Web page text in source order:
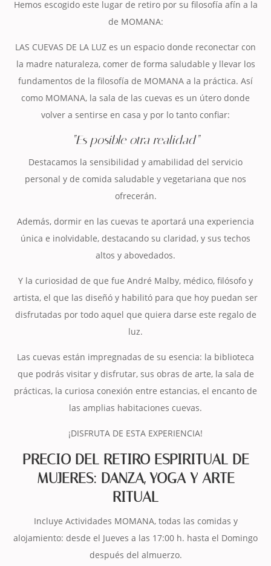
Hemos escogido este lugar de retiro por su filosofía afín a la
de MOMANA:
LAS CUEVAS DE LA LUZ es un espacio donde reconectar con
la madre naturaleza, comer de forma saludable y llevar los
fundamentos de la filosofía de MOMANA a la práctica. Así
como MOMANA, la sala de las cuevas es un útero donde
volver a sentirse en casa y por lo tanto confiar:
“Es posible otra realidad”
Destacamos la sensibilidad y amabilidad del servicio
personal y de comida saludable y vegetariana que nos
ofrecerán.
Además, dormir en las cuevas te aportará una experiencia
única e inolvidable, destacando su claridad, y sus techos
altos y abovedados.
Y la curiosidad de que fue André Malby, médico, filósofo y
artista, el que las diseñó y habilitó para que hoy puedan ser
disfrutadas por todo aquel que quiera darse este regalo de
luz.
Las cuevas están impregnadas de su esencia: la biblioteca
que podrás visitar y disfrutar, sus obras de arte, la sala de
prácticas, la curiosa conexión entre estancias, el encanto de
las amplias habitaciones cuevas.
¡DISFRUTA DE ESTA EXPERIENCIA!
PRECIO DEL RETIRO ESPIRITUAL DE
MUJERES: DANZA, YOGA Y ARTE
RITUAL
Incluye Actividades MOMANA, todas las comidas y
alojamiento: desde el Jueves a las 17:00 h. hasta el Domingo
después del almuerzo.